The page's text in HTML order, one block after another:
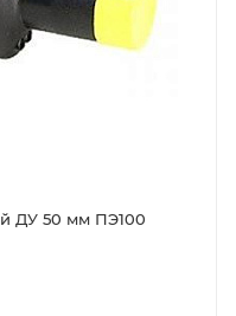
ДУ 50 мм ПЭ100